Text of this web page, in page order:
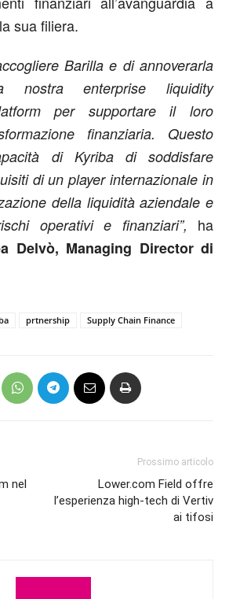
sua filiera.
Barilla e di annoverarla
nostra enterprise liquidity
per supportare il loro
finanziaria. Questo
di Kyriba di soddisfare
di un player internazionale in
della liquidità aziendale e
operativi e finanziari”, ha
Delvò, Managing Director di
prtnership Supply Chain Finance
nel
Prossimo articolo
Lower.com Field offre
l’esperienza high-tech di Vertiv
ai tifosi